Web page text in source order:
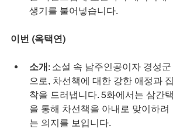
생기를 불어넣습니다.
이번 (옥택연)
소개: 소설 속 남주인공이자 경성군
으로, 차선책에 대한 강한 애정과 집
착을 드러냅니다. 5화에서는 삼간택
을 통해 차선책을 아내로 맞이하려
는 의지를 보입니다.